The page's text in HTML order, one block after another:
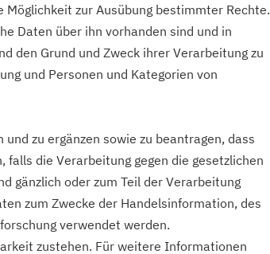
zur Ausübung bestimmter Rechte.
Daten über ihn vorhanden sind und in
den Grund und Zweck ihrer Verarbeitung zu
und Personen und Kategorien von
zu ergänzen sowie zu beantragen, dass
die Verarbeitung gegen die gesetzlichen
gänzlich oder zum Teil der Verarbeitung
zum Zwecke der Handelsinformation, des
verwendet werden.
zustehen. Für weitere Informationen